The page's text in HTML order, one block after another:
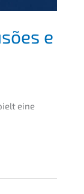
e
eine